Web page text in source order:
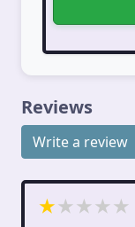
Reviews
Write a review